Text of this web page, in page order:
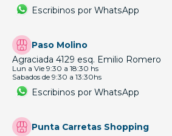
Escribinos por WhatsApp
Paso Molino
Agraciada 4129 esq. Emilio Romero
Lun a Vie 9:30 a 18:30 hs
Sabados de 9:30 a 13:30hs
Escribinos por WhatsApp
Punta Carretas Shopping